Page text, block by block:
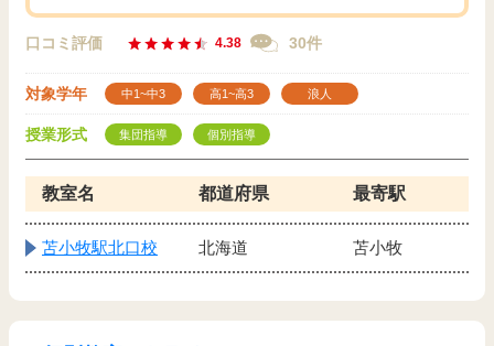
口コミ評価 4.38 30件
対象学年 中1~中3 高1~高3 浪人
授業形式 集団指導 個別指導
教室名 都道府県 最寄駅
苫小牧駅北口校 北海道 苫小牧